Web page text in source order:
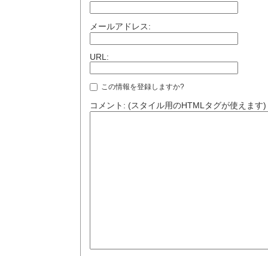
メールアドレス:
URL:
この情報を登録しますか?
コメント: (スタイル用のHTMLタグが使えます)